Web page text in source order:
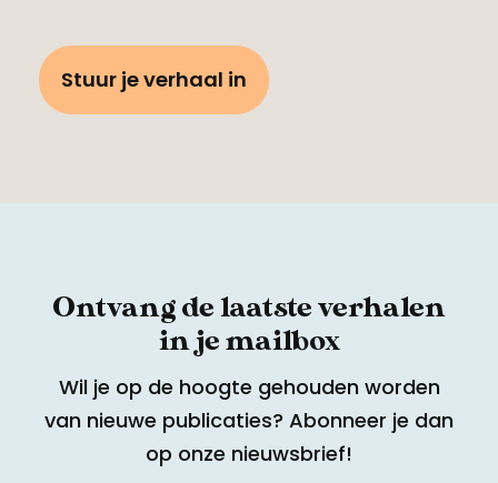
Stuur je verhaal in
Ontvang de laatste verhalen
in je mailbox
Wil je op de hoogte gehouden worden
van nieuwe publicaties? Abonneer je dan
op onze nieuwsbrief!